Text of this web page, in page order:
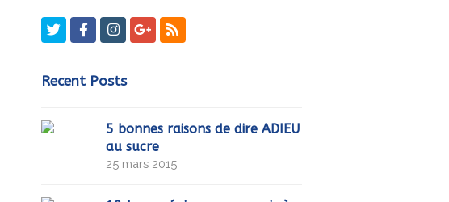
TwitterFacebookInstagramGooglePlus
RSS
Recent Posts
5 bonnes raisons de dire ADIEU
au sucre
25 mars 2015